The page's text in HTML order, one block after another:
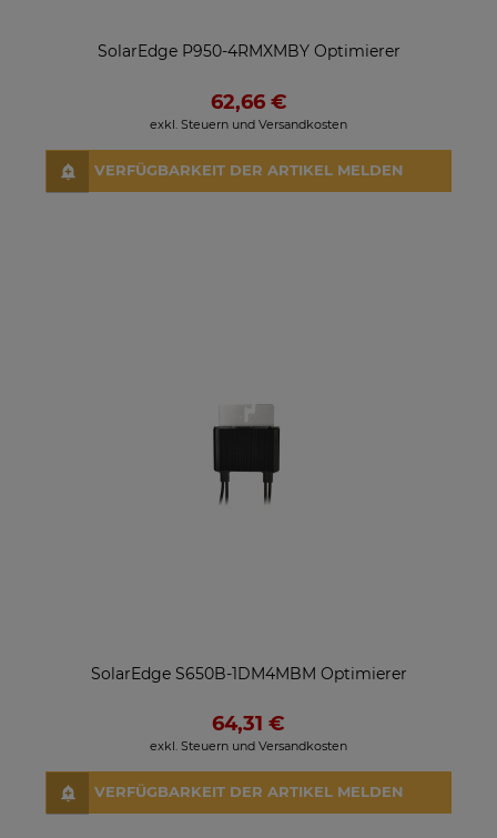
SolarEdge P950-4RMXMBY Optimierer
62,66 €
exkl. Steuern und Versandkosten
VERFÜGBARKEIT DER ARTIKEL MELDEN
SolarEdge S650B-1DM4MBM Optimierer
64,31 €
exkl. Steuern und Versandkosten
VERFÜGBARKEIT DER ARTIKEL MELDEN